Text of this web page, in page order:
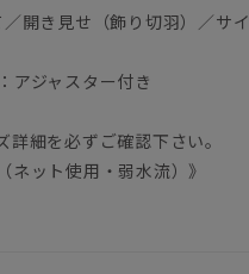
開き見せ（飾り切羽）／サイ
アジャスター付き
細を必ずご確認下さい。
ネット使用・弱水流）》